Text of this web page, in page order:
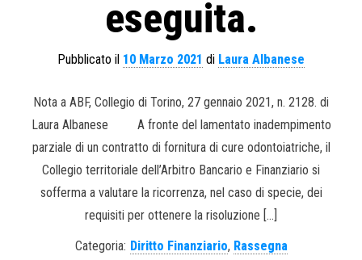
eseguita.
Pubblicato il 10 Marzo 2021 di Laura Albanese
Nota a ABF, Collegio di Torino, 27 gennaio 2021, n. 2128. di
Laura Albanese A fronte del lamentato inadempimento
parziale di un contratto di fornitura di cure odontoiatriche, il
Collegio territoriale dell’Arbitro Bancario e Finanziario si
sofferma a valutare la ricorrenza, nel caso di specie, dei
requisiti per ottenere la risoluzione […]
Categoria: Diritto Finanziario, Rassegna